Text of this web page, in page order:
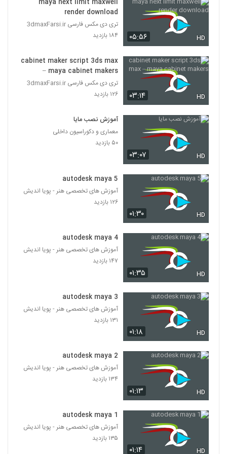
آموزش مدلسازی سطح سخت در 3ds Max
33
۲۱۲ بازدید
آموزش انیمیت صحنه مبارزه در Maya
۱۸۶ بازدید
آموزش موتور بازی سازی Stingray
36
آموزش مدلسازی و رندرینگ ماسک ایمنی در
ZBrush و KeyShot
آموزش واقعیت مجازی در تری دی مکس و
یونیتی
۲۲۱ بازدید
آموزش طراحی سلاح در اسکچاپ
39
آموزش مدلسازی اسلحه کلاش در تری دی
مکس
آموزش مدل سازی کوچه و خیابان در مایا و
زیبراش
آموزش آرنولد در سینما فوردی
42
آموزش مقدماتی آنریل انجین – قسمت اول
۰۵:۵۶ HD
render download
تری دی مکس فارسی 3dmaxFarsi.ir
۱۸۴ بازدید
۰۳:۱۴ HD
cabinet maker script 3ds max
– maya cabinet makers
تری دی مکس فارسی 3dmaxFarsi.ir
۱۲۶ بازدید
۰۳:۰۷ HD
آموزش نصب مایا
معماری و دکوراسیون داخلی
۵۰ بازدید
۰۱:۳۰ HD
autodesk maya 5
آموزش های تخصصی هنر - پویا اندیش
۱۲۶ بازدید
۰۱:۳۵ HD
autodesk maya 4
آموزش های تخصصی هنر - پویا اندیش
۱۴۷ بازدید
۰۱:۱۸ HD
autodesk maya 3
آموزش های تخصصی هنر - پویا اندیش
۱۳۱ بازدید
۰۱:۱۳ HD
autodesk maya 2
آموزش های تخصصی هنر - پویا اندیش
۱۳۴ بازدید
۰۱:۱۴ HD
autodesk maya 1
آموزش های تخصصی هنر - پویا اندیش
۱۳۵ بازدید